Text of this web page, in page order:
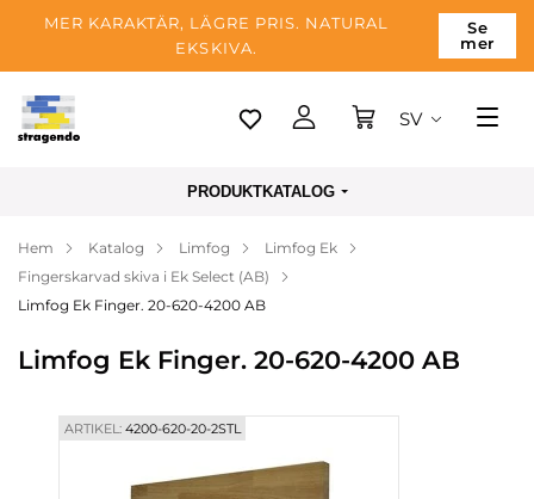
MER KARAKTÄR, LÄGRE PRIS. NATURAL
EKSKIVA.
Se
mer
Tallinn
Betalning
Om företaget
Blogg
SV
PRODUKTKATALOG
Hem Katalog Limfog
Limfog Ek
Fingerskarvad skiva i Ek Select (AB)
Limfog Ek Finger. 20-620-4200 AB
Limfog Ek Finger. 20-620-4200 AB
ARTIKEL:4200-620-20-2STL